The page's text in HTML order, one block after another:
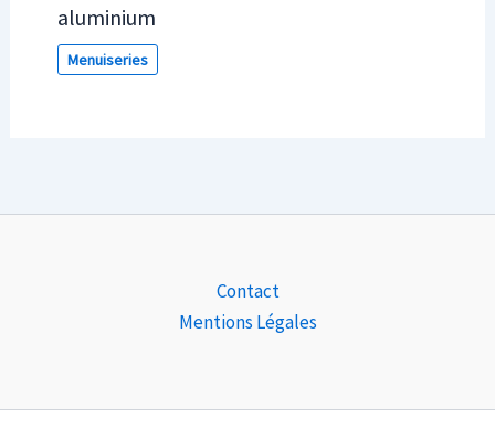
aluminium
Menuiseries
Contact
Mentions Légales